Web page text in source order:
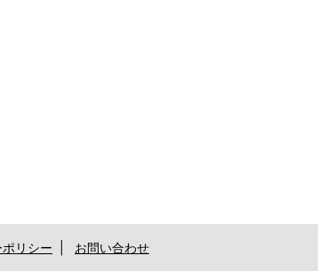
リシー お問い合わせ